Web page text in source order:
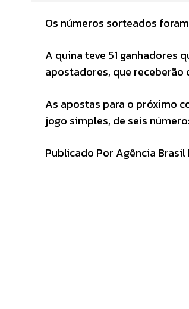
Os números sorteados foram
A quina teve 51 ganhadores
apostadores, que receberão
As apostas para o próximo
jogo simples, de seis
Publicado Por Agência Brasil